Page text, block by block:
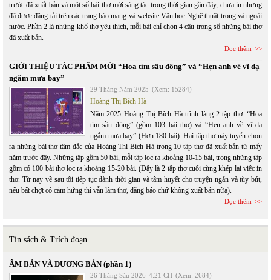
trước đã xuất bản và một số bài thơ mới sáng tác trong thời gian gần đây, chưa in nhưng
đã được đăng tải trên các trang báo mạng và website Văn học Nghệ thuật trong và ngoài
nước. Phần 2 là những khổ thơ yêu thích, mỗi bài chỉ chon 4 câu trong số những bài thơ
đã xuất bản.
Đọc thêm
GIỚI THIỆU TÁC PHẨM MỚI “Hoa tím sầu đông” và “Hẹn anh về vĩ dạ
ngắm mưa bay”
29 Tháng Năm 2025 (Xem: 15284)
Hoàng Thị Bích Hà
Năm 2025 Hoàng Thị Bích Hà trình làng 2 tập thơ: “Hoa
tím sầu đông” (gồm 103 bài thơ) và “Hẹn anh về vĩ dạ
ngắm mưa bay” (Hơn 180 bài). Hai tập thơ này tuyển chọn
ra những bài thơ tâm đắc của Hoàng Thị Bích Hà trong 10 tập thơ đã xuất bản từ mấy
năm trước đây. Những tập gồm 50 bài, mỗi tập lọc ra khoảng 10-15 bài, trong những tập
gồm có 100 bài thơ lọc ra khoảng 15-20 bài. (Đây là 2 tập thơ cuối cùng khép lại việc in
thơ. Từ nay về sau tôi tiếp tục dành thời gian và tâm huyết cho truyện ngắn và tùy bút,
nếu bất chợt có cảm hứng thì vẫn làm thơ, đăng báo chứ không xuất bản nữa).
Đọc thêm
Tin sách & Trích đoạn
ÂM BẢN VÀ DƯƠNG BẢN (phần 1)
26 Tháng Sáu 2026 4:21 CH (Xem: 2684)